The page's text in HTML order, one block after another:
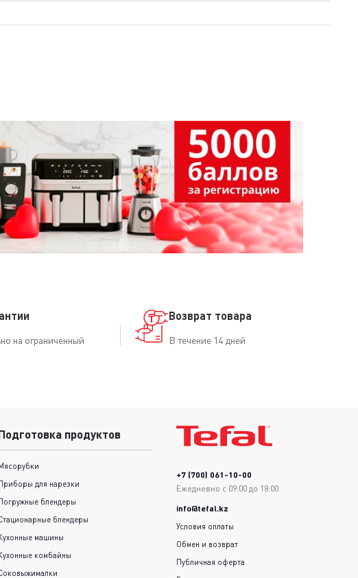
на ограниченный
Возврат товара
В течение 14 дней
продуктов
Мясорубки
Приборы для нарезки
Погружные блендеры
блендеры
Кухонные машины
Кухонные комбайны
+7 (700) 061-10-00
Ежедневно с 09:00 до 18:00
info@tefal.kz
Условия оплаты
Обмен и возврат
Публичная оферта